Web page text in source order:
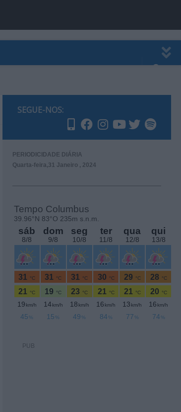
SEGUE-NOS:
PERIODICIDADE DIÁRIA
Quarta-feira,31 Janeiro , 2024
PUB